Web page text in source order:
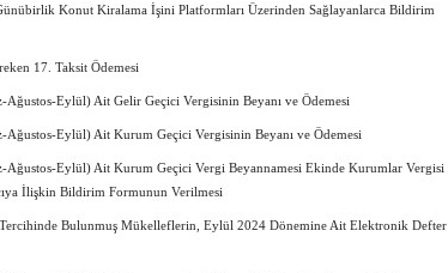
Konut Kiralama İşini Platformları Üzerinden Sağlayanlarca Bildirim
17. Taksit Ödemesi
Eylül) Ait Gelir Geçici Vergisinin Beyanı ve Ödemesi
Eylül) Ait Kurum Geçici Vergisinin Beyanı ve Ödemesi
Eylül) Ait Kurum Geçici Vergi Beyannamesi Ekinde Kurumlar Vergisi
İlişkin Bildirim Formunun Verilmesi
Bulunmuş Mükelleflerin, Eylül 2024 Dönemine Ait Elektronik Defter